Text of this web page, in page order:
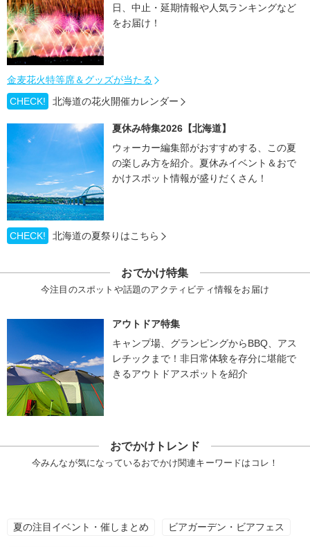
日、中止・延期情報や人気ランキングなど
をお届け！
金麦花火特等席＆グッズが当たる
CHECK!
北海道の花火開催カレンダー
夏休み特集2026【北海道】
ウォーカー編集部がおすすめする、この夏
の楽しみ方を紹介。夏休みイベント＆おで
かけスポット情報が盛りだくさん！
CHECK! 北海道の夏祭りはこちら
おでかけ特集
今注目のスポットや話題のアクティビティ情報をお届け
アウトドア特集
キャンプ場、グランピングからBBQ、アス
レチックまで！非日常体験を存分に堪能で
きるアウトドアスポットを紹介
おでかけトレンド
今みんなが気になっているおでかけ関連キーワードはコレ！
夏の注目イベント・催しまとめ ビアガーデン・ビアフェス